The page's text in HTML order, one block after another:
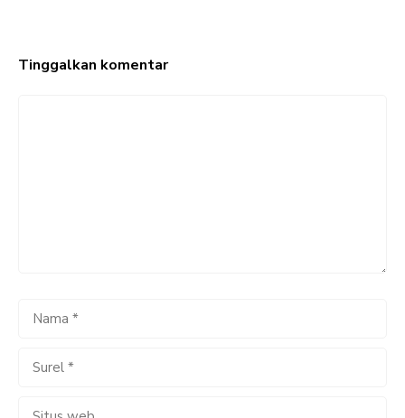
Tinggalkan komentar